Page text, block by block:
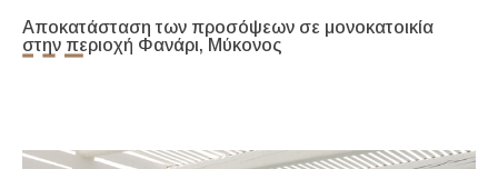
Αποκατάσταση των προσόψεων σε μονοκατοικία
στην περιοχή Φανάρι, Μύκονος